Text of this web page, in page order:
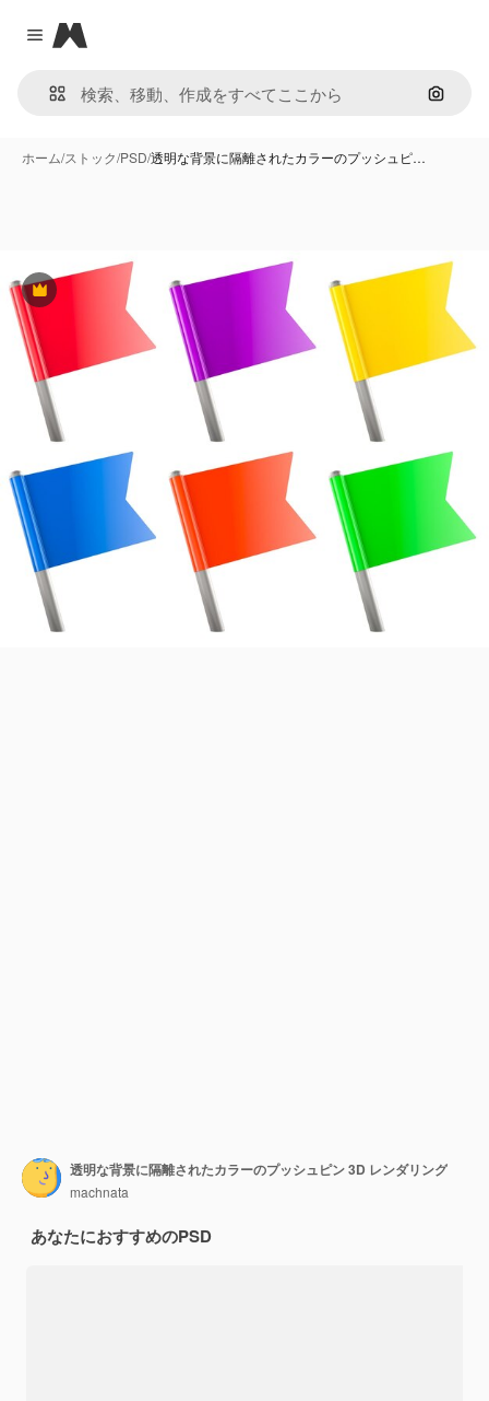
Close menu
Magnific
画像で
ホーム/ストック/PSD/透明な背景に隔離されたカラーのプッシュピ…
Premium
透明な背景に隔離されたカラーのプッシュピン 3D レンダリング
machnata
あなたにおすすめのPSD